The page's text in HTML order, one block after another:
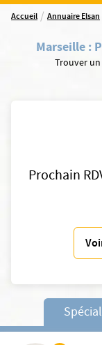
Accueil / Annuaire Elsan
Marseille :
Trouver un
Prochain